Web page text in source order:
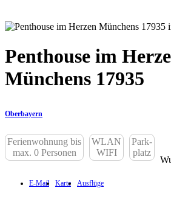
Penthouse im
Münchens 17935
Oberbayern
Ferienwohnung bis
max. 0 Personen
WLAN
WIFI
Park-
platz
E-Mail Karte Ausflüge